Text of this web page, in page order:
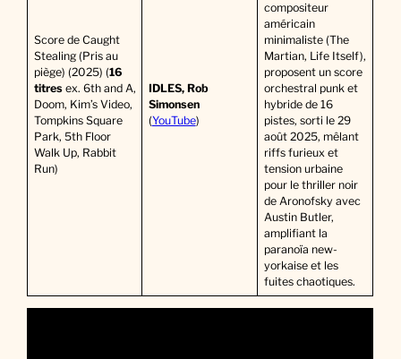
Score de Caught
Stealing (Pris au
piège) (2025) (16
titresex. 6th and A,
Doom, Kim’s Video,
Tompkins Square
Park, 5th Floor
Walk Up, Rabbit
Run)
IDLES, Rob
Simonsen
(YouTube)
compositeur
américain
minimaliste (The
Martian, Life Itself),
proposent un score
orchestral punk et
hybride de 16
pistes, sorti le 29
août 2025, mêlant
riffs furieux et
tension urbaine
pour le thriller noir
de Aronofsky avec
Austin Butler,
amplifiant la
paranoïa new-
yorkaise et les
fuites chaotiques.